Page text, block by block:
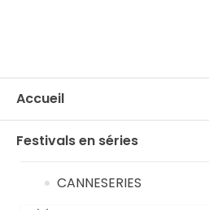
Accueil
Festivals en séries
CANNESERIES